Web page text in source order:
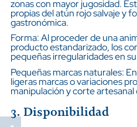
zonas con mayor jugosidad.
propias del atún rojo salvaje y
gastronómica.
Forma: Al proceder de una
producto estandarizado, los
pequeñas irregularidades en
Pequeñas marcas naturales:
ligeras marcas o variaciones
manipulación y corte artesanal
3. Disponibilidad